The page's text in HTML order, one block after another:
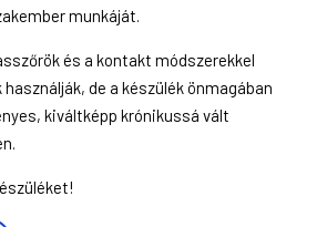
munkáját.
és a kontakt módszerekkel
de a készülék önmagában
kiváltképp krónikussá vált